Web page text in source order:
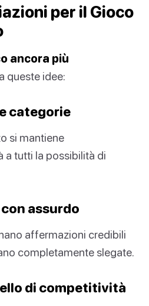
per il Gioco
ancora più
queste idee:
categorie
si mantiene
a tutti la possibilità di
assurdo
affermazioni credibili
completamente slegate.
di competitività